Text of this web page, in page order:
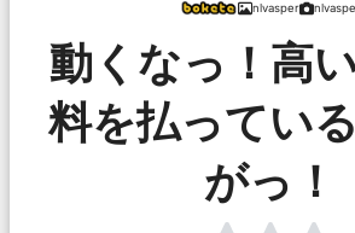
nlvasper
動くなっ！高
料を払ってい
がっ！